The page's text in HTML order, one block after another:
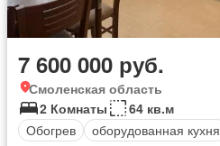
7 600 000 руб.
Смоленская область
2 Комнаты
64 кв.м
Обогрев
оборудованная кухня